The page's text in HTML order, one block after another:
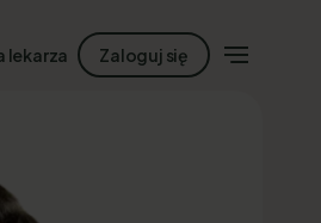
lekarza Zaloguj się